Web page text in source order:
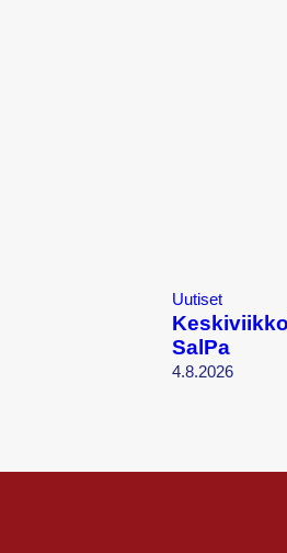
Uutiset
SalPa
4.8.2026